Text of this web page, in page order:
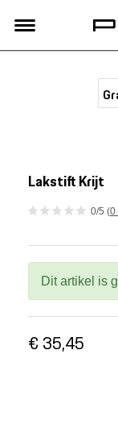
Nieuw
Acties
Porsche finder
Lakstift Krijt
0/5 (0
Dit artikel is
€ 35,45